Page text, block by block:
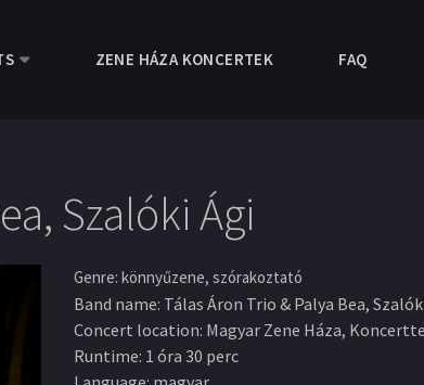
ZENE HÁZA KONCERTEK FAQ
Szalóki Ági
Genre: könnyűzene, szórakoztató
Band name: Tálas Áron Trio & Palya Bea,
Concert location: Magyar Zene Háza,
Runtime: 1 óra 30 perc